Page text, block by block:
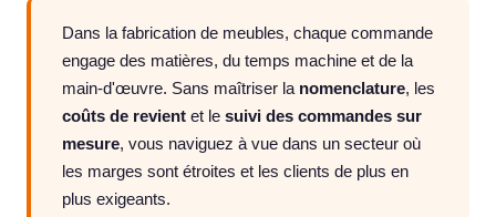
Dans la fabrication de meubles, chaque commande
engage des matières, du temps machine et de la
main-d'œuvre. Sans maîtriser la nomenclature, les
coûts de revient et le suivi des commandes sur
mesure, vous naviguez à vue dans un secteur où
les marges sont étroites et les clients de plus en
plus exigeants.